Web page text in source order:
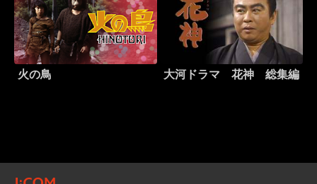
火の鳥 大河ドラマ 花神 総集編